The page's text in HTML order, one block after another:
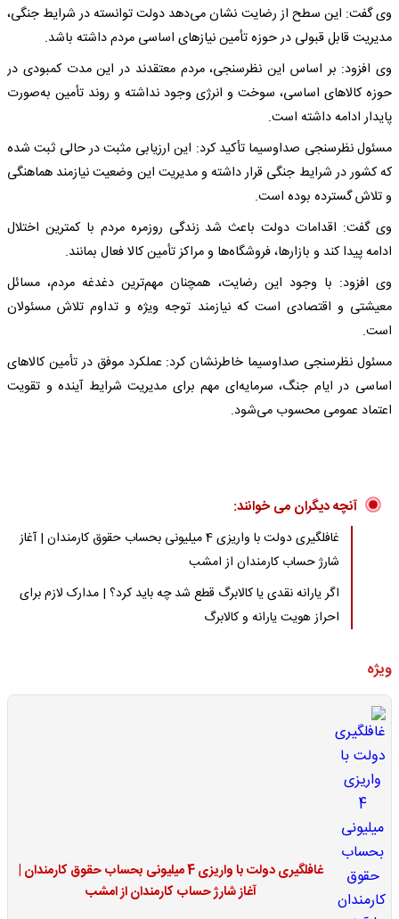
وی گفت: این سطح از رضایت نشان می‌دهد دولت توانسته در شرایط جنگی،
مدیریت قابل قبولی در حوزه تأمین نیازهای اساسی مردم داشته باشد.
وی افزود: بر اساس این نظرسنجی، مردم معتقدند در این مدت کمبودی در
حوزه کالاهای اساسی، سوخت و انرژی وجود نداشته و روند تأمین به‌صورت
پایدار ادامه داشته است.
مسئول نظرسنجی صداوسیما تأکید کرد: این ارزیابی مثبت در حالی ثبت شده
که کشور در شرایط جنگی قرار داشته و مدیریت این وضعیت نیازمند هماهنگی
و تلاش گسترده بوده است.
وی گفت: اقدامات دولت باعث شد زندگی روزمره مردم با کمترین اختلال
ادامه پیدا کند و بازارها، فروشگاه‌ها و مراکز تأمین کالا فعال بمانند.
وی افزود: با وجود این رضایت، همچنان مهم‌ترین دغدغه مردم، مسائل
معیشتی و اقتصادی است که نیازمند توجه ویژه و تداوم تلاش مسئولان
است.
مسئول نظرسنجی صداوسیما خاطرنشان کرد: عملکرد موفق در تأمین کالاهای
اساسی در ایام جنگ، سرمایه‌ای مهم برای مدیریت شرایط آینده و تقویت
اعتماد عمومی محسوب می‌شود.
آنچه دیگران می خوانند:
غافلگیری دولت با واریزی 4 میلیونی بحساب حقوق کارمندان | آغاز
شارژ حساب کارمندان از امشب
اگر یارانه نقدی یا کالابرگ قطع شد چه باید کرد؟ | مدارک لازم برای
احراز هویت یارانه و کالابرگ
ویژه
غافلگیری دولت با واریزی 4 میلیونی بحساب حقوق کارمندان |
آغاز شارژ حساب کارمندان از امشب